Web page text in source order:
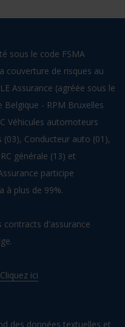
sous le code FSMA
couverture de risques au
Assurance (agréée sous le
Belgique - RPM Bruxelles
Véhicules automoteurs
(03), Conducteur auto (01),
générale (13) et
participe
à plus de 99%.
contracts d'assurance
Cliquez ici
des données textuelles et